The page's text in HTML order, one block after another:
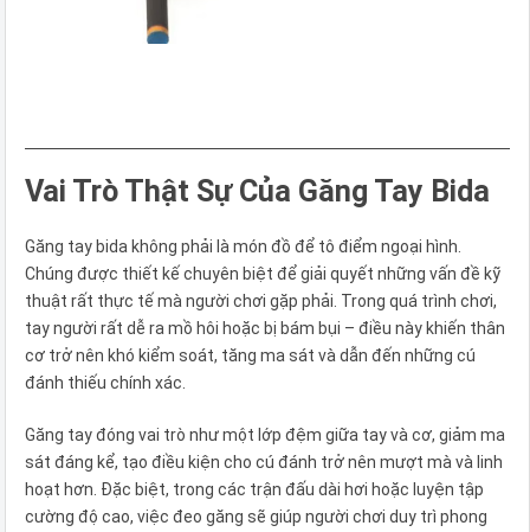
Vai Trò Thật Sự Của Găng Tay Bida
Găng tay bida không phải là món đồ để tô điểm ngoại hình.
Chúng được thiết kế chuyên biệt để giải quyết những vấn đề kỹ
thuật rất thực tế mà người chơi gặp phải. Trong quá trình chơi,
tay người rất dễ ra mồ hôi hoặc bị bám bụi – điều này khiến thân
cơ trở nên khó kiểm soát, tăng ma sát và dẫn đến những cú
đánh thiếu chính xác.
Găng tay đóng vai trò như một lớp đệm giữa tay và cơ, giảm ma
sát đáng kể, tạo điều kiện cho cú đánh trở nên mượt mà và linh
hoạt hơn. Đặc biệt, trong các trận đấu dài hơi hoặc luyện tập
cường độ cao, việc đeo găng sẽ giúp người chơi duy trì phong